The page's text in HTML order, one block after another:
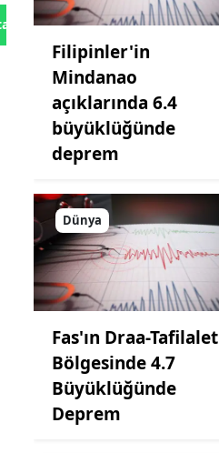
Gönder
Filipinler'in
Mindanao
açıklarında 6.4
büyüklüğünde
deprem
Dünya
Fas'ın Draa-Tafilalet
Bölgesinde 4.7
Büyüklüğünde
Deprem